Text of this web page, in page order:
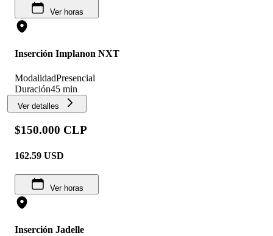
Ver horas
Inserción Implanon NXT
ModalidadPresencial
Duración45 min
Ver detalles
$150.000 CLP
162.59 USD
Ver horas
Inserción Jadelle